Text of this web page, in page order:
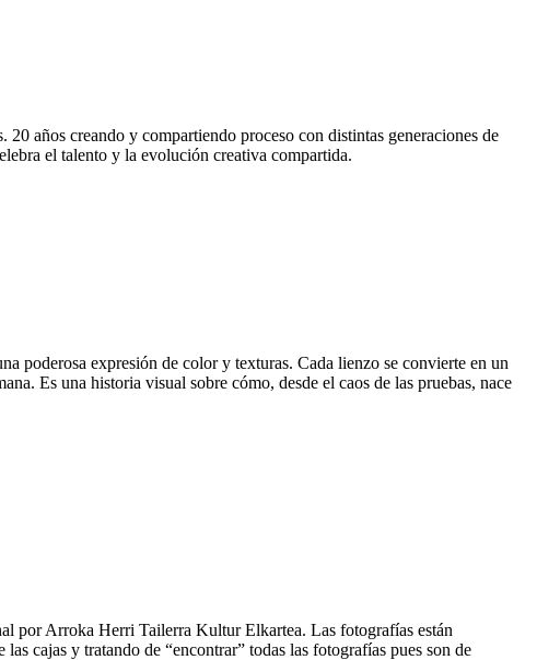
años creando y compartiendo proceso con distintas generaciones de
el talento y la evolución creativa compartida.
poderosa expresión de color y texturas. Cada lienzo se convierte en un
Es una historia visual sobre cómo, desde el caos de las pruebas, nace
por Arroka Herri Tailerra Kultur Elkartea. Las fotografías están
cajas y tratando de “encontrar” todas las fotografías pues son de